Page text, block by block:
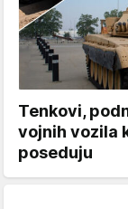
Tenkovi,
vojnih vozila
poseduju